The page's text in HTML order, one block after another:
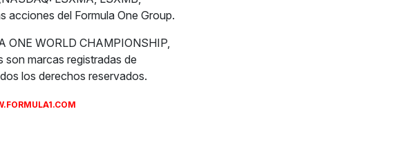
acciones del Formula One Group.
ONE WORLD CHAMPIONSHIP,
son marcas registradas de
los derechos reservados.